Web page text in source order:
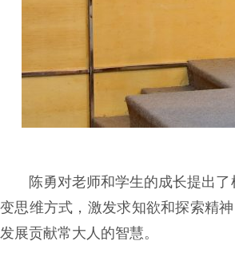
陈勇对老师和学生的成长提出
变思维方式，激发求知欲和探索精
发展贡献常大人的智慧。